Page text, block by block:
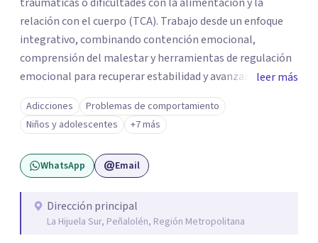
relación con el cuerpo (TCA). Trabajo desde un enfoque
integrativo, combinando contención emocional,
comprensión del malestar y herramientas de regulación
emocional para recuperar estabilidad y avanzar con
mayor claridad. Tengo experiencia en intervención en
crisis y evaluación de riesgo cuando corresponde,
cuidando siempre un encuadre seguro, respetuoso y a tu
ritmo. Atiendo principalmente en modalidad online y
también presencial en Santiago, según disponibilidad.
leer más
Adicciones
Problemas de comportamiento
Niños y adolescentes
+7 más
WhatsApp Email
Dirección principal
La Hijuela Sur, Peñalolén, Región Metropolitana